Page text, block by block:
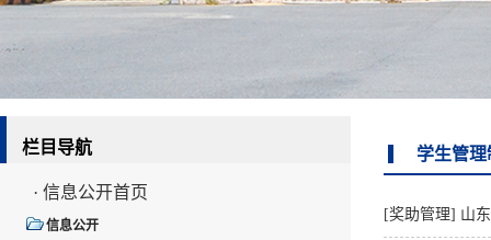
栏目导航
· 信息公开首页
信息公开
学生管理
[奖助管理] 山